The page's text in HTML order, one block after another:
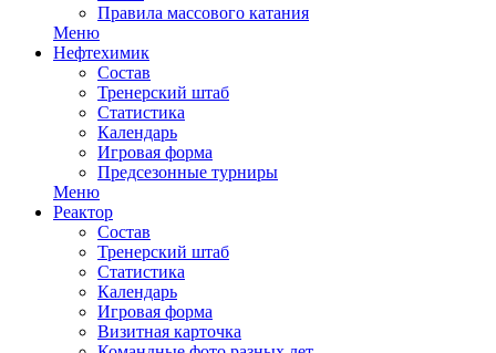
Правила массового катания
Меню
Нефтехимик
Состав
Тренерский штаб
Статистика
Календарь
Игровая форма
Предсезонные турниры
Меню
Реактор
Состав
Тренерский штаб
Статистика
Календарь
Игровая форма
Визитная карточка